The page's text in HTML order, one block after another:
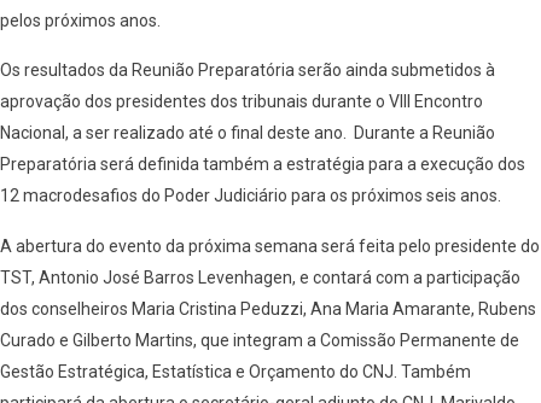
pelos próximos anos.
Os resultados da Reunião Preparatória serão ainda submetidos à
aprovação dos presidentes dos tribunais durante o VIII Encontro
Nacional, a ser realizado até o final deste ano. Durante a Reunião
Preparatória será definida também a estratégia para a execução dos
12 macrodesafios do Poder Judiciário para os próximos seis anos.
A abertura do evento da próxima semana será feita pelo presidente do
TST, Antonio José Barros Levenhagen, e contará com a participação
dos conselheiros Maria Cristina Peduzzi, Ana Maria Amarante, Rubens
Curado e Gilberto Martins, que integram a Comissão Permanente de
Gestão Estratégica, Estatística e Orçamento do CNJ. Também